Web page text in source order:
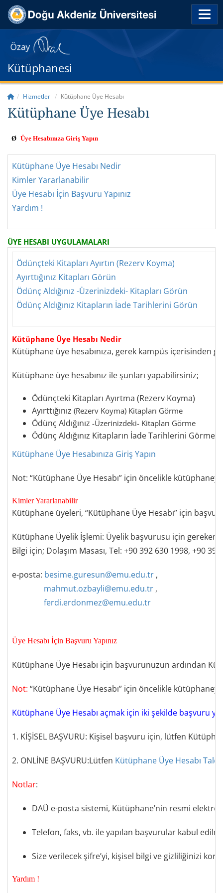
Kütüphanesi
Hizmetler Kütüphane Üye Hesabı
Kütüphane Üye Hesabı
Ø Üye Hesabınıza Giriş Yapın
Kütüphane Üye Hesabı Nedir
Kimler Yararlanabilir
Üye Hesabı İçin Başvuru Yapınız
Yardım !
ÜYE HESABI UYGULAMALARI
Ödünçteki Kitapları Ayırtın (Rezerv Koyma)
Ayırttığınız Kitapları Görün
Ödünç Aldığınız -Üzerinizdeki- Kitapları Görün
Ödünç Aldığınız Kitapların İade Tarihlerini Görün
Kütüphane Üye Hesabı Nedir
Kütüphane üye hesabınıza, gerek kampüs içerisinden
Kütüphane üye hesabınız ile şunları yapabilirsiniz;
Ödünçteki Kitapları Ayırtma (Rezerv Koyma)
Ayırttığınız (Rezerv Koyma) Kitapları Görme
Ödünç Aldığınız -Üzerinizdeki- Kitapları Görme
Ödünç Aldığınız Kitapların İade Tarihlerini Görme
Kütüphane Üye Hesabınıza Giriş Yapın
Not: “Kütüphane Üye Hesabı” için öncelikle
Kimler Yararlanabilir
Kütüphane üyeleri, “Kütüphane Üye Hesabı” için
Kütüphane Üyelik İşlemi: Üyelik başvurusu için gereken
Bilgi için; Dolaşım Masası, Tel: +90392 630 1998, +90
e-posta: besime.guresun@emu.edu.tr ,
mahmut.ozbayli@emu.edu.tr ,
ferdi.erdonmez@emu.edu.tr
Üye Hesabı İçin Başvuru Yapınız
Kütüphane Üye Hesabı için başvurunuzun ardından
Not: “Kütüphane Üye Hesabı” için öncelikle
Kütüphane Üye Hesabı açmak için iki şekilde başvuru
1. KİŞİSEL BAŞVURU: Kişisel başvuru için, lütfen
2. ONLİNE BAŞVURU:Lütfen Kütüphane Üye Hesabı
Notlar:
DAÜ e-posta sistemi, Kütüphane’nin resmi
Telefon, faks, vb. ile yapılan başvurular kabul
Size verilecek şifre’yi, kişisel bilgi ve gizliliğinizi
Yardım !